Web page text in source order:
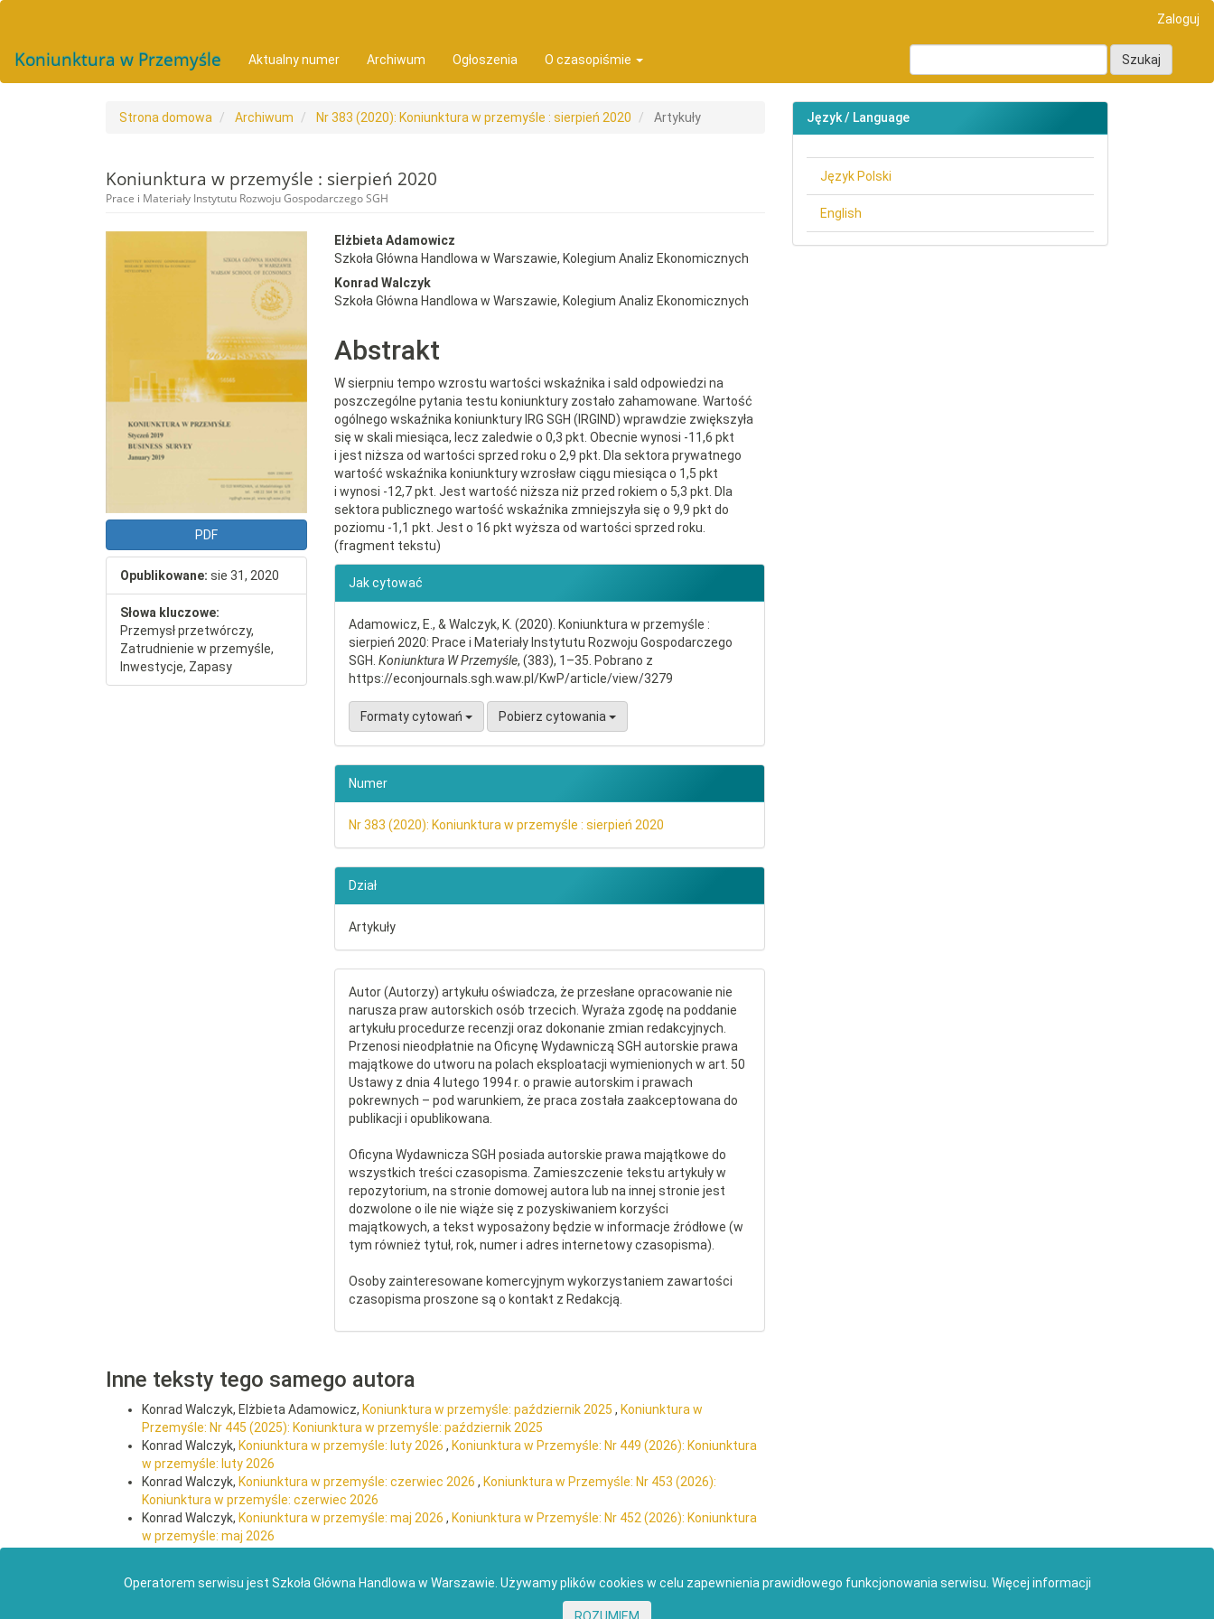
Zaloguj
Koniunktura w Przemyśle Aktualny numer Archiwum Ogłoszenia O czasopiśmie Szukaj
Strona domowa Archiwum Nr 383 (2020): Koniunktura w przemyśle : sierpień 2020 Artykuły
Koniunktura w przemyśle : sierpień 2020
Prace i Materiały Instytutu Rozwoju Gospodarczego SGH
##plugins.themes.bootstrap3.article.sidebar##
PDF
Opublikowane: sie 31, 2020
Słowa kluczowe:
Przemysł przetwórczy,
Zatrudnienie w przemyśle,
Inwestycje, Zapasy
##plugins.themes.bootstrap3.article.main##
Elżbieta Adamowicz
Szkoła Główna Handlowa w Warszawie, Kolegium Analiz Ekonomicznych
Konrad Walczyk
Szkoła Główna Handlowa w Warszawie, Kolegium Analiz Ekonomicznych
Abstrakt
W sierpniu tempo wzrostu wartości wskaźnika i sald odpowiedzi na
poszczególne pytania testu koniunktury zostało zahamowane. Wartość
ogólnego wskaźnika koniunktury IRG SGH (IRGIND) wprawdzie zwiększyła
się w skali miesiąca, lecz zaledwie o 0,3 pkt. Obecnie wynosi -11,6 pkt
i jest niższa od wartości sprzed roku o 2,9 pkt. Dla sektora prywatnego
wartość wskaźnika koniunktury wzrosław ciągu miesiąca o 1,5 pkt
i wynosi -12,7 pkt. Jest wartość niższa niż przed rokiem o 5,3 pkt. Dla
sektora publicznego wartość wskaźnika zmniejszyła się o 9,9 pkt do
poziomu -1,1 pkt. Jest o 16 pkt wyższa od wartości sprzed roku.
(fragment tekstu)
##plugins.themes.bootstrap3.article.details##
Jak cytować
Adamowicz, E., & Walczyk, K. (2020). Koniunktura w przemyśle :
sierpień 2020: Prace i Materiały Instytutu Rozwoju Gospodarczego
SGH.Koniunktura W Przemyśle, (383), 1–35. Pobrano z
https://econjournals.sgh.waw.pl/KwP/article/view/3279
Formaty cytowań Pobierz cytowania
Numer
Nr 383 (2020): Koniunktura w przemyśle : sierpień 2020
Dział
Artykuły
Autor (Autorzy) artykułu oświadcza, że przesłane opracowanie nie
narusza praw autorskich osób trzecich. Wyraża zgodę na poddanie
artykułu procedurze recenzji oraz dokonanie zmian redakcyjnych.
Przenosi nieodpłatnie na Oficynę Wydawniczą SGH autorskie prawa
majątkowe do utworu na polach eksploatacji wymienionych w art. 50
Ustawy z dnia 4 lutego 1994 r. o prawie autorskim i prawach
pokrewnych – pod warunkiem, że praca została zaakceptowana do
publikacji i opublikowana.
Oficyna Wydawnicza SGH posiada autorskie prawa majątkowe do
wszystkich treści czasopisma. Zamieszczenie tekstu artykuły w
repozytorium, na stronie domowej autora lub na innej stronie jest
dozwolone o ile nie wiąże się z pozyskiwaniem korzyści
majątkowych, a tekst wyposażony będzie w informacje źródłowe (w
tym również tytuł, rok, numer i adres internetowy czasopisma).
Osoby zainteresowane komercyjnym wykorzystaniem zawartości
czasopisma proszone są o kontakt z Redakcją.
Inne teksty tego samego autora
Konrad Walczyk, Elżbieta Adamowicz, Koniunktura w przemyśle: październik 2025 , Koniunktura w
Przemyśle: Nr 445 (2025): Koniunktura w przemyśle: październik 2025
Konrad Walczyk, Koniunktura w przemyśle: luty 2026 , Koniunktura w Przemyśle: Nr 449 (2026): Koniunktura
w przemyśle: luty 2026
Konrad Walczyk, Koniunktura w przemyśle: czerwiec 2026 , Koniunktura w Przemyśle: Nr 453 (2026):
Koniunktura w przemyśle: czerwiec 2026
Konrad Walczyk, Koniunktura w przemyśle: maj 2026 , Koniunktura w Przemyśle: Nr 452 (2026): Koniunktura
w przemyśle: maj 2026
Język / Language
Język Polski
English
Operatorem serwisu jest Szkoła Główna Handlowa w Warszawie. Używamy plików cookies w celu zapewnienia prawidłowego funkcjonowania serwisu. Więcej informacji